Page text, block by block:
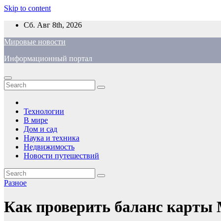
Skip to content
Сб. Авг 8th, 2026
Мировые новости
Информационный портал
Технологии
В мире
Дом и сад
Наука и техника
Недвижимость
Новости путешествий
Разное
Как проверить баланс карты